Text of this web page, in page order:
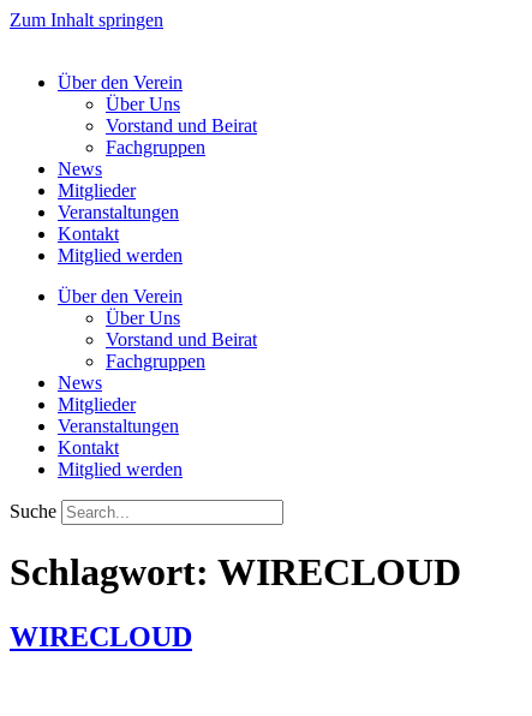
Zum Inhalt springen
Über den Verein
Über Uns
Vorstand und Beirat
Fachgruppen
News
Mitglieder
Veranstaltungen
Kontakt
Mitglied werden
Über den Verein
Über Uns
Vorstand und Beirat
Fachgruppen
News
Mitglieder
Veranstaltungen
Kontakt
Mitglied werden
Suche
Schlagwort: WIRECLOUD
WIRECLOUD